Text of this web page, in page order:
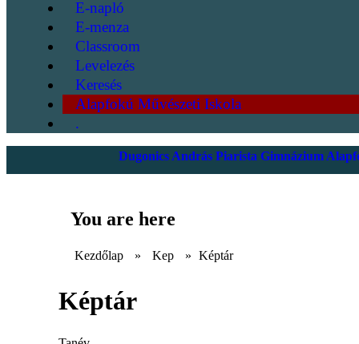
E-napló
E-menza
Classroom
Levelezés
Keresés
Alapfokú Művészeti Iskola
.
Dugonics András Piarista Gimnázium
You are here
Kezdőlap » Kep » Képtár
Képtár